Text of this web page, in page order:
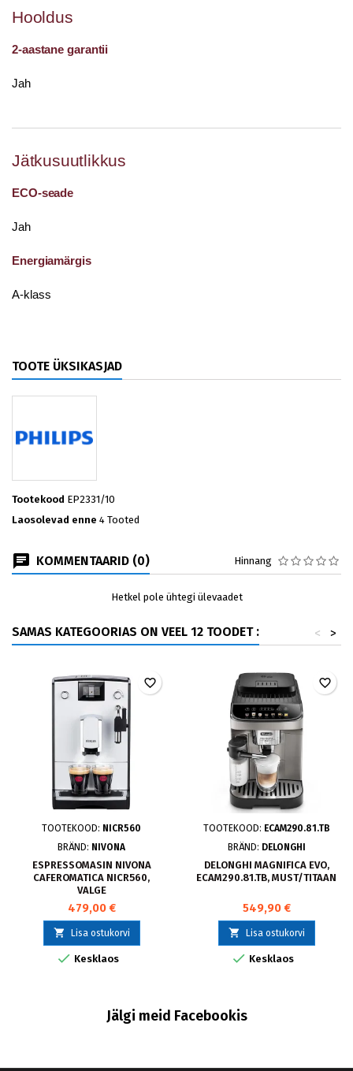
Hooldus
2-aastane garantii
Jah
Jätkusuutlikkus
ECO-seade
Jah
Energiamärgis
A-klass
TOOTE ÜKSIKASJAD
Tootekood EP2331/10
Laosolevad enne 4 Tooted
KOMMENTAARID (0) Hinnang
Hetkel pole ühtegi ülevaadet
SAMAS KATEGOORIAS ON VEEL 12 TOODET : >
<
TOOTEKOOD: NICR560
BRÄND: NIVONA
ESPRESSOMASIN NIVONA
CAFEROMATICA NICR560,
VALGE
479,00 €
 Lisa ostukorvi
 Kesklaos
favorite_border
TOOTEKOOD: ECAM290.81.TB
BRÄND: DELONGHI
DELONGHI MAGNIFICA EVO,
ECAM290.81.TB, MUST/TITAAN
549,90 €
 Lisa ostukorvi
 Kesklaos
favorite_border
Jälgi meid Facebookis